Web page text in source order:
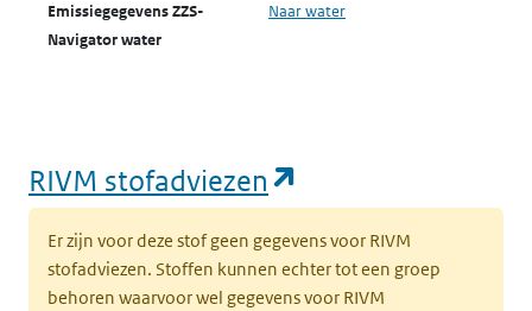
Emissiegegevens ZZS-
Navigator water
Naar water
RIVM stofadviezen
Er zijn voor deze stof geen gegevens voor RIVM
stofadviezen. Stoffen kunnen echter tot een groep
behoren waarvoor wel gegevens voor RIVM